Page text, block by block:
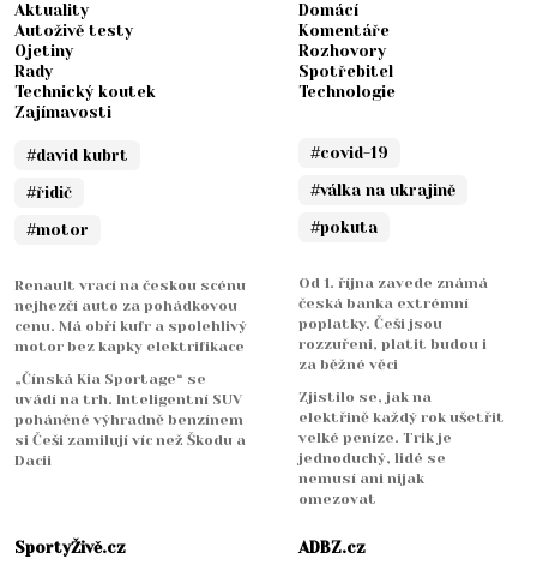
Aktuality
Autoživě testy
Ojetiny
Rady
Technický koutek
Zajímavosti
#david kubrt
#řidič
#motor
Renault vrací na českou scénu
nejhezčí auto za pohádkovou
cenu. Má obří kufr a spolehlivý
motor bez kapky elektrifikace
„Čínská Kia Sportage“ se
uvádí na trh. Inteligentní SUV
poháněné výhradně benzínem
si Češi zamilují víc než Škodu a
Dacii
Domácí
Komentáře
Rozhovory
Spotřebitel
Technologie
#covid-19
#válka na ukrajině
#pokuta
Od 1. října zavede známá
česká banka extrémní
poplatky. Češi jsou
rozzuřeni, platit budou i
za běžné věci
Zjistilo se, jak na
elektřině každý rok ušetřit
velké peníze. Trik je
jednoduchý, lidé se
nemusí ani nijak
omezovat
SportyŽivě.cz
ADBZ.cz